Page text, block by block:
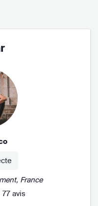
France
77 avis